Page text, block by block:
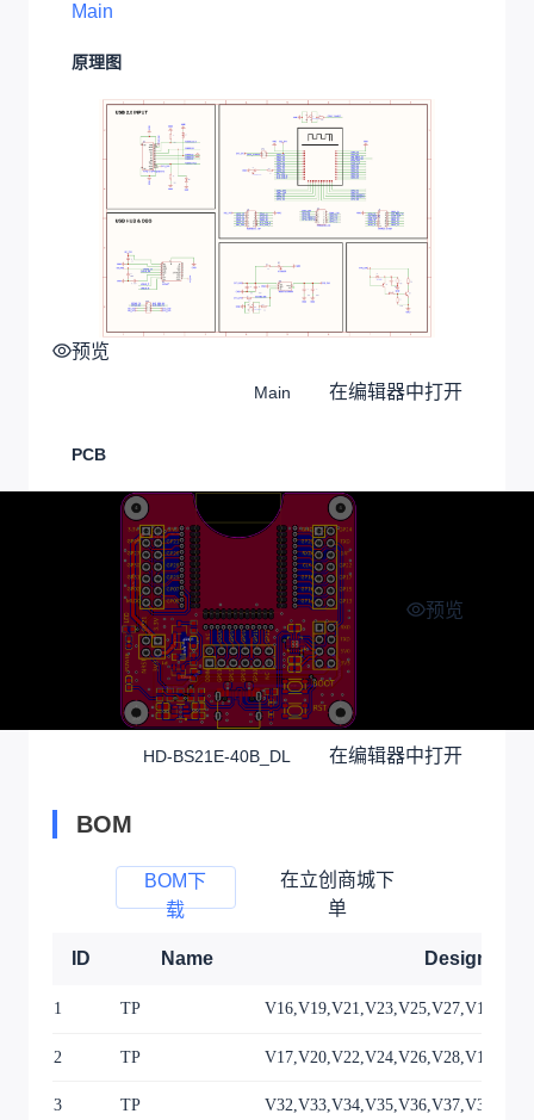
Main
原理图
预览
Main 在编辑器中打开
PCB
预览
HD-BS21E-40B_DL 在编辑器中打开
BOM
BOM下
载
在立创商城下
单
ID Name Designator
1 TP
2 TP
3 TP